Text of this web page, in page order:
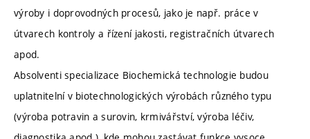
výroby i doprovodných procesů, jako je např. práce v
útvarech kontroly a řízení jakosti, registračních útvarech
apod.
Absolventi specializace Biochemická technologie budou
uplatnitelní v biotechnologických výrobách různého typu
(výroba potravin a surovin, krmivářství, výroba léčiv,